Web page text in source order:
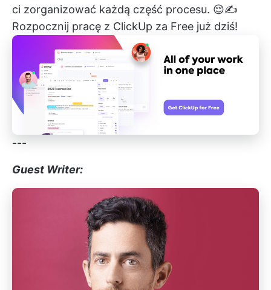
ci zorganizować każdą część procesu. 😌✍️
Rozpocznij pracę z ClickUp za Free już dziś!
---
Guest Writer: